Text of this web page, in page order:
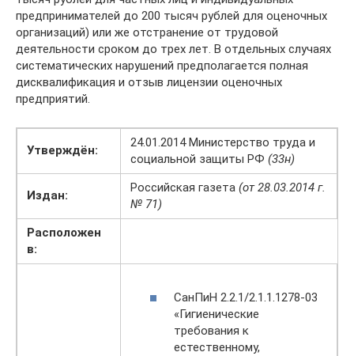
предпринимателей до 200 тысяч рублей для оценочных
организаций) или же отстранение от трудовой
деятельности сроком до трех лет. В отдельных случаях
систематических нарушений предполагается полная
дисквалификация и отзыв лицензии оценочных
предприятий.
Утверждён:
24.01.2014 Министерство труда и
социальной защиты РФ (33н)
Издан:
Российская газета (от 28.03.2014 г.
№ 71)
Расположен
в:
СанПиН 2.2.1/2.1.1.1278-03
«Гигиенические
требования к
естественному,